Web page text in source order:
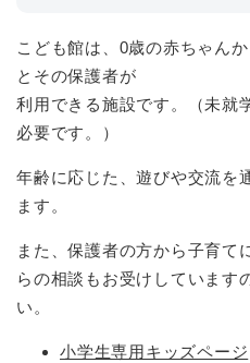
こども館は、0歳の赤ちゃん
とその保護者が
利用できる施設です。（未就
必要です。）
年齢に応じた、遊びや交流を
ます。
また、保護者の方から子育て
らの相談もお受けしています
い。
小学生専用キッズページ